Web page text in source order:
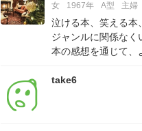
女 1967年 A型 主婦
泣ける本、笑える本
ジャンルに関係なく
本の感想を通じて、
take6